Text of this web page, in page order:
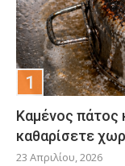
Καμένος πάτος
καθαρίσετε
23 Απριλίου, 2026